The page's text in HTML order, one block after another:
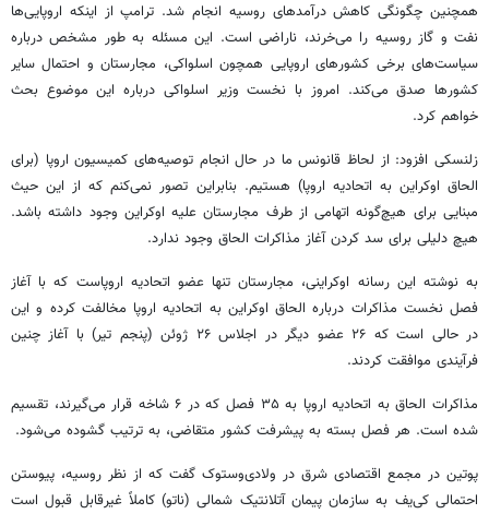
همچنین چگونگی کاهش درآمدهای روسیه انجام شد. ترامپ از اینکه اروپایی‌ها
نفت و گاز روسیه را می‌خرند، ناراضی است. این مسئله به طور مشخص درباره
سیاست‌های برخی کشورهای اروپایی همچون اسلواکی، مجارستان و احتمال سایر
کشورها صدق می‌کند. امروز با نخست وزیر اسلواکی درباره این موضوع بحث
خواهم کرد.
زلنسکی افزود: از لحاظ قانونس ما در حال انجام توصیه‌های کمیسیون اروپا (برای
الحاق اوکراین به اتحادیه اروپا) هستیم. بنابراین تصور نمی‌کنم که از این حیث
مبنایی برای هیچ‌گونه اتهامی از طرف مجارستان علیه اوکراین وجود داشته باشد.
هیچ دلیلی برای سد کردن آغاز مذاکرات الحاق وجود ندارد.
به نوشته این رسانه اوکراینی، مجارستان تنها عضو اتحادیه اروپاست که با آغاز
فصل نخست مذاکرات درباره الحاق اوکراین به اتحادیه اروپا مخالفت کرده و این
در حالی است که ۲۶ عضو دیگر در اجلاس ۲۶ ژوئن (پنجم تیر) با آغاز چنین
فرآیندی موافقت کردند.
مذاکرات الحاق به اتحادیه اروپا به ۳۵ فصل که در ۶ شاخه قرار می‌گیرند، تقسیم
شده است. هر فصل بسته به پیشرفت کشور متقاضی، به ترتیب گشوده می‌شود.
پوتین در مجمع اقتصادی شرق در ولادی‌وستوک گفت که از نظر روسیه، پیوستن
احتمالی کی‌یف به سازمان پیمان آتلانتیک شمالی (ناتو) کاملاً غیرقابل قبول است